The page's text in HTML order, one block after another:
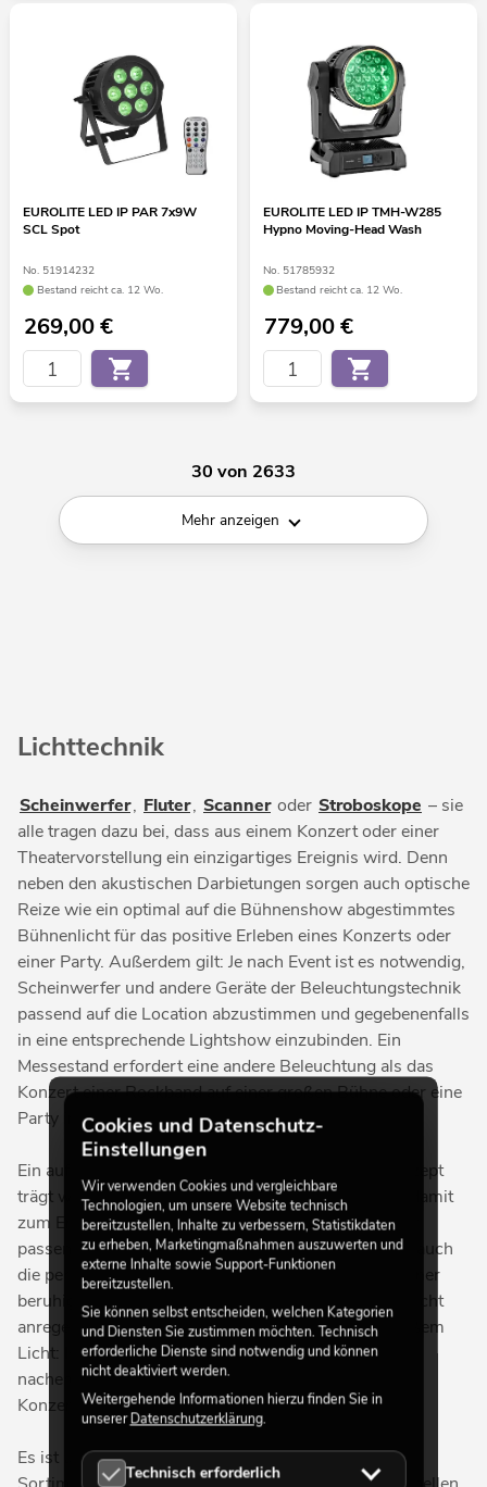
EUROLITE LED IP PAR 7x9W
SCL Spot
No. 51914232
Bestand reicht ca. 12 Wo.
269,00€
EUROLITE LED IP TMH-W285
Hypno Moving-Head Wash
No. 51785932
Bestand reicht ca. 12 Wo.
779,00€
30 von 2633
Mehr anzeigen
Lichttechnik
Scheinwerfer, Fluter, Scanner oder Stroboskope – sie
alle tragen dazu bei, dass aus einem Konzert oder einer
Theatervorstellung ein einzigartiges Ereignis wird. Denn
neben den akustischen Darbietungen sorgen auch optische
Reize wie ein optimal auf die Bühnenshow abgestimmtes
Bühnenlicht für das positive Erleben eines Konzerts oder
einer Party. Außerdem gilt: Je nach Event ist es notwendig,
Scheinwerfer und andere Geräte der Beleuchtungstechnik
passend auf die Location abzustimmen und gegebenenfalls
in eine entsprechende Lightshow einzubinden. Ein
Messestand erfordert eine andere Beleuchtung als das
Konzert einer Rockband auf einer großen Bühne oder eine
Party in einer Disco.
Ein auf den Anlass abgestimmtes Beleuchtungskonzept
trägt wesentlich zur Stimmung des Publikums und damit
zum Erfolg eines Events bei. Neben der Auswahl der
passenden Scheinwerfer und Effektgeräte zählt hier auch
die perfekte Farbwahl dazu. Während blaues Licht eher
beruhigend und entspannend wirkt, kann rötliches Licht
anregend auf das Publikum wirken. Ähnlich bei weißem
Licht: Ist es beispielsweise dem Tageslicht
nachempfunden, wirkt es anregend und fördert die
Konzentrationsfähigkeit.
Es ist uns daher ein Anliegen, dass Sie in unserem
Cookies und Datenschutz-
Einstellungen
Wir verwenden Cookies und vergleichbare
Technologien, um unsere Website technisch
bereitzustellen, Inhalte zu verbessern, Statistikdaten
zu erheben, Marketingmaßnahmen auszuwerten und
externe Inhalte sowie Support-Funktionen
bereitzustellen.
Sie können selbst entscheiden, welchen Kategorien
und Diensten Sie zustimmen möchten. Technisch
erforderliche Dienste sind notwendig und können
nicht deaktiviert werden.
Weitergehende Informationen hierzu finden Sie in
unsererDatenschutzerklärung.
Technisch erforderlich